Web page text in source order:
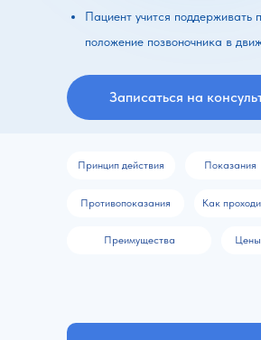
Записаться на
Пациент учится поддерживать
положение позвоночника в
Принцип действия Показания
Противопоказания
Преимущества
Как
Цены